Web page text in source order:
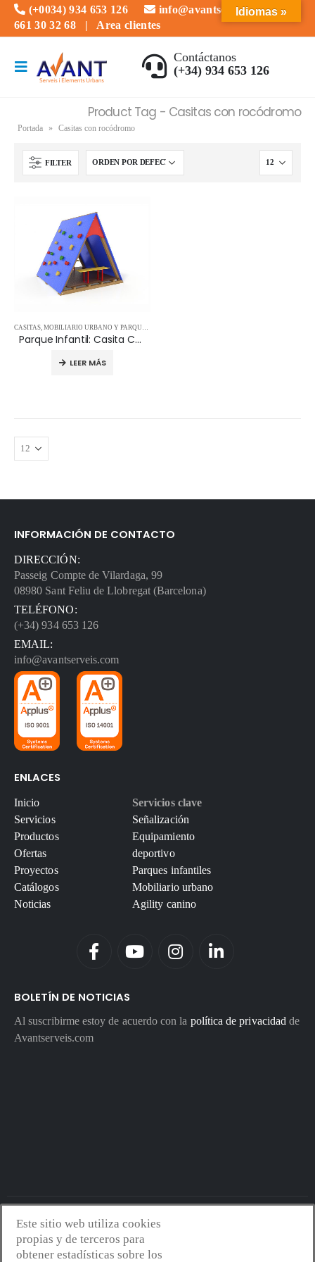
(+0034) 934 653 126
info@avantserveis.com
661 30 32 68 | Area clientes
Contáctanos
(+34) 934 653 126
Product Tag - Casitas con rocódromo
Portada » Casitas con rocódromo
FILTER
CASITAS MOBILIARIO URBANO Y PARQUES CON MATERIALES SOSTENIBLES
Parque Infantil: Casita Cheyenne
LEER MÁS
INFORMACIÓN DE CONTACTO
DIRECCIÓN:
Passeig Compte de Vilardaga, 99
08980 Sant Feliu de Llobregat (Barcelona)
TELÉFONO:
(+34) 934 653 126
EMAIL:
info@avantserveis.com
ENLACES
Inicio
Servicios
Productos
Ofertas
Proyectos
Catálogos
Noticias
Servicios clave
Señalización
Equipamiento
deportivo
Parques infantiles
Mobiliario urbano
Agility canino
BOLETÍN DE NOTICIAS
Al suscribirme estoy de acuerdo con la política de privacidad de
Avantserveis.com
Avantserveis.com -Aviso legal - GDPR
Política de cookies-Política de calidad y medio ambiente
Idiomas »
Este sitio web utiliza cookies
propias y de terceros para
obtener estadísticas sobre los